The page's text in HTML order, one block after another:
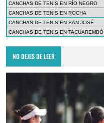
CANCHAS DE TENIS EN RÍO NEGRO
CANCHAS DE TENIS EN ROCHA
CANCHAS DE TENIS EN SAN JOSÉ
CANCHAS DE TENIS EN TACUAREMBÓ
NO DEJES DE LEER